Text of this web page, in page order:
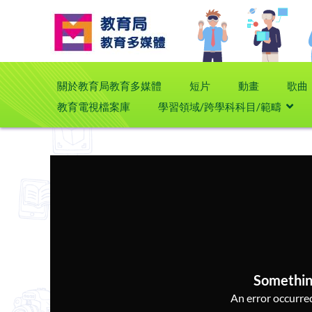
關於教育局教育多媒體 短片 動畫
歌曲
教育電視檔案庫
學習領域/跨學科科目/範疇
An error